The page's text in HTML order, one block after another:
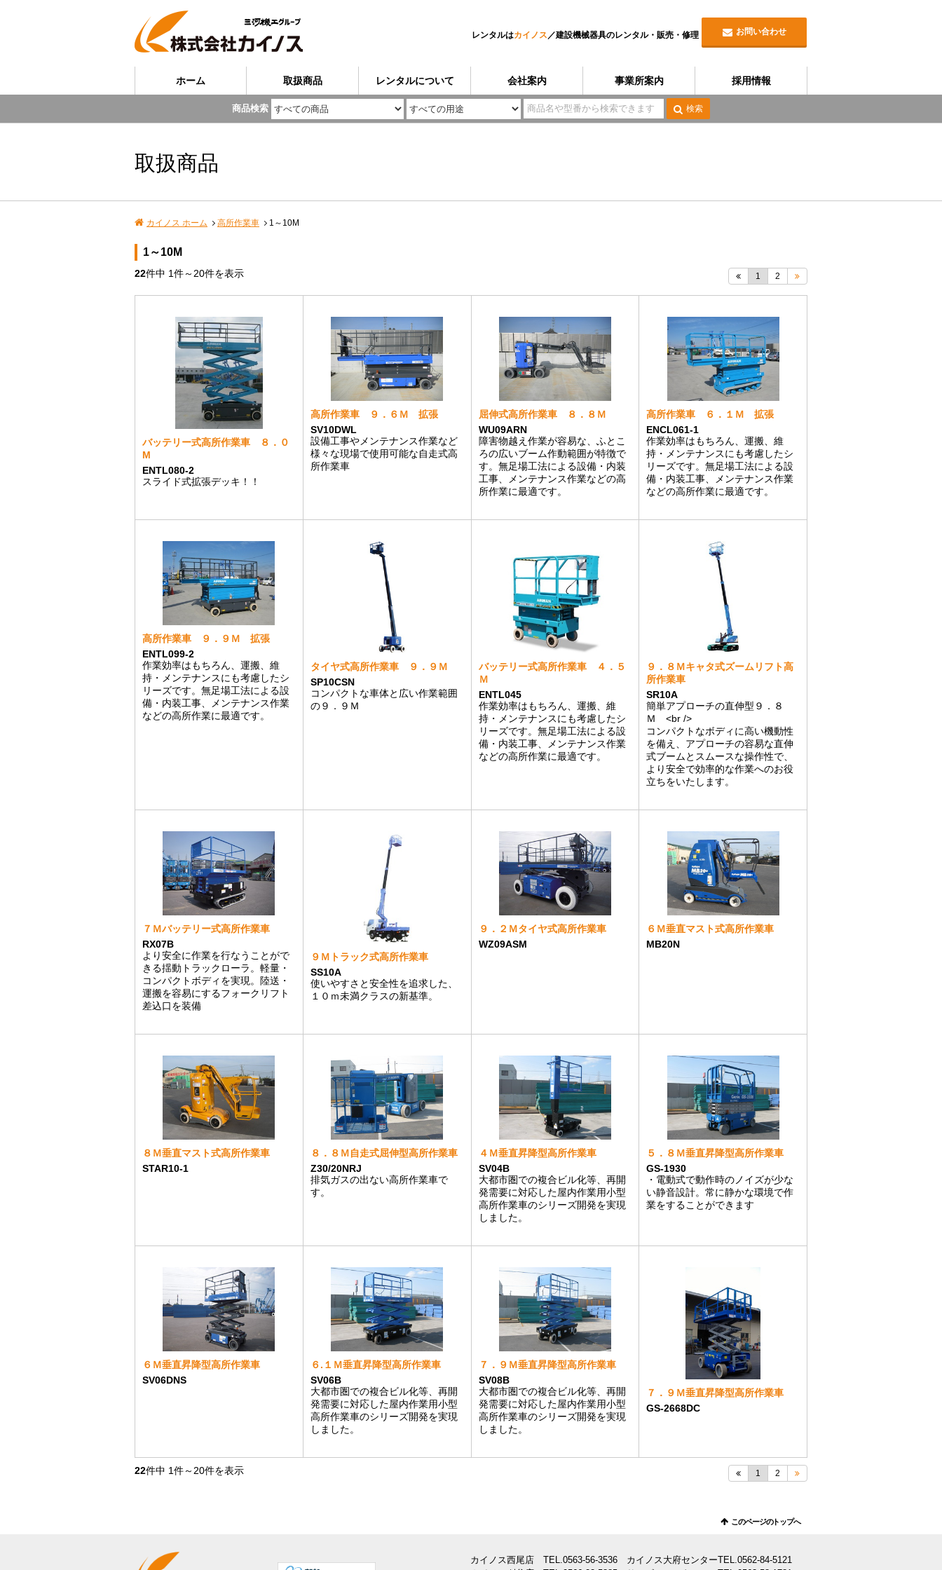
レンタルはカイノス ／建設機械器具のレンタル・販売・修理 お問い合わせ
ホーム 取扱商品 レンタルについて 会社案内 事業所案内 採用情報
商品検索 検索
取扱商品
カイノス ホーム 高所作業車 1～10M
1～10M
22件中 1件～ 20件を表示 1 2
バッテリー式高所作業車 ８．０
M
ENTL080-2
スライド式拡張デッキ！！
高所作業車 ９．６Ｍ 拡張
SV10DWL
設備工事やメンテナンス作業など
様々な現場で使用可能な自走式高
所作業車
屈伸式高所作業車 ８．８Ｍ
WU09ARN
障害物越え作業が容易な、ふとこ
ろの広いブーム作動範囲が特徴で
す。無足場工法による設備・内装
工事、メンテナンス作業などの高
所作業に最適です。
高所作業車 ６．１Ｍ 拡張
ENCL061-1
作業効率はもちろん、運搬、維
持・メンテナンスにも考慮したシ
リーズです。無足場工法による設
備・内装工事、メンテナンス作業
などの高所作業に最適です。
高所作業車 ９．９Ｍ 拡張
ENTL099-2
作業効率はもちろん、運搬、維
持・メンテナンスにも考慮したシ
リーズです。無足場工法による設
備・内装工事、メンテナンス作業
などの高所作業に最適です。
タイヤ式高所作業車 ９．９Ｍ
SP10CSN
コンパクトな車体と広い作業範囲
の９．９Ｍ
バッテリー式高所作業車 ４．５
Ｍ
ENTL045
作業効率はもちろん、運搬、維
持・メンテナンスにも考慮したシ
リーズです。無足場工法による設
備・内装工事、メンテナンス作業
などの高所作業に最適です。
９．８Ｍキャタ式ズームリフト高
所作業車
SR10A
簡単アプローチの直伸型９．８
Ｍ <br />
コンパクトなボディに高い機動性
を備え、アプローチの容易な直伸
式ブームとスムースな操作性で、
より安全で効率的な作業へのお役
立ちをいたします。
７Ｍバッテリー式高所作業車
RX07B
より安全に作業を行なうことがで
きる揺動トラックローラ。軽量・
コンパクトボディを実現。陸送・
運搬を容易にするフォークリフト
差込口を装備
９Ｍトラック式高所作業車
SS10A
使いやすさと安全性を追求した、
１０ｍ未満クラスの新基準。
９．２Ｍタイヤ式高所作業車
WZ09ASM
６Ｍ垂直マスト式高所作業車
MB20N
８Ｍ垂直マスト式高所作業車
STAR10-1
８．８Ｍ自走式屈伸型高所作業車
Z30/20NRJ
排気ガスの出ない高所作業車で
す。
４Ｍ垂直昇降型高所作業車
SV04B
大都市圏での複合ビル化等、再開
発需要に対応した屋内作業用小型
高所作業車のシリーズ開発を実現
しました。
５．８Ｍ垂直昇降型高所作業車
GS-1930
・電動式で動作時のノイズが少な
い静音設計。常に静かな環境で作
業をすることができます
６Ｍ垂直昇降型高所作業車
SV06DNS
６.１Ｍ垂直昇降型高所作業車
SV06B
大都市圏での複合ビル化等、再開
発需要に対応した屋内作業用小型
高所作業車のシリーズ開発を実現
しました。
７．９Ｍ垂直昇降型高所作業車
SV08B
大都市圏での複合ビル化等、再開
発需要に対応した屋内作業用小型
高所作業車のシリーズ開発を実現
しました。
７．９Ｍ垂直昇降型高所作業車
GS-2668DC
22件中 1件～ 20件を表示 1 2
このページのトップへ
カイノス西尾店 TEL.0563-56-3536
カイノス大府センターTEL.0562-84-5121